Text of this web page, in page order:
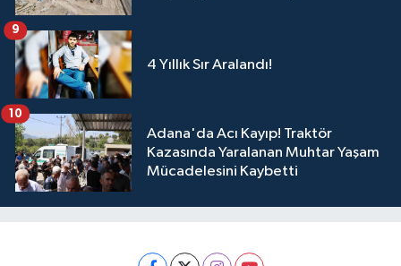
4 Yıllık Sır Aralandı!
9
Adana'da Acı Kayıp! Traktör
Kazasında Yaralanan Muhtar Yaşam
Mücadelesini Kaybetti
10